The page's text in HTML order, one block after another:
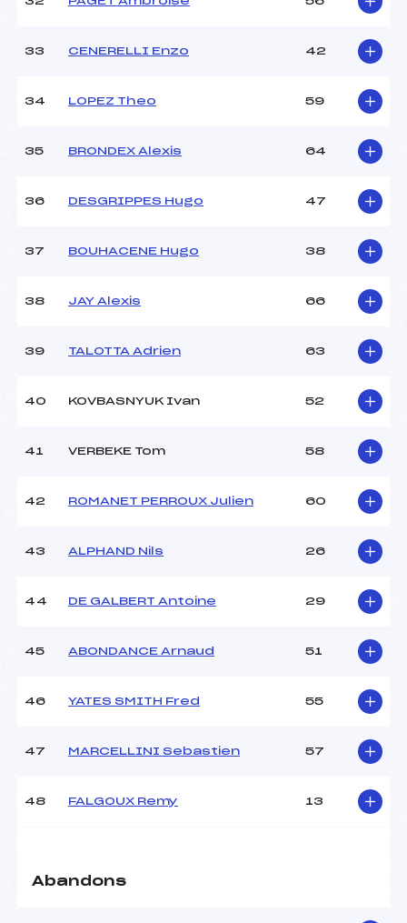
33 CENERELLI Enzo 42
34 LOPEZ Theo 59
35 BRONDEX Alexis 64
36 DESGRIPPES Hugo 47
37 BOUHACENE Hugo 38
38 JAY Alexis 66
39 TALOTTA Adrien 63
40 KOVBASNYUK Ivan 52
41 VERBEKE Tom 58
42 ROMANET PERROUX Julien 60
43 ALPHAND Nils 26
44 DE GALBERT Antoine 29
45 ABONDANCE Arnaud 51
46 YATES SMITH Fred 55
47 MARCELLINI Sebastien 57
48 FALGOUX Remy 13
Abandons